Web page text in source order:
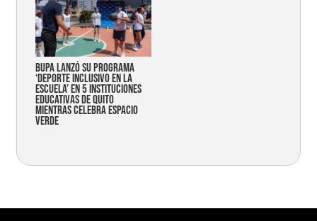
Bupa lanzó su programa
‘Deporte Inclusivo en la
Escuela’ en 5 instituciones
educativas de Quito
mientras celebra espacio
verde